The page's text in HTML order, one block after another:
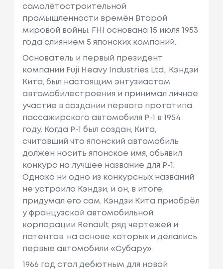
самолётостроительной
промышленности времён Второй
мировой войны. FHI основана 15 июля 1953
года слиянием 5 японских компаний.
Основатель и первый президент
компании Fuji Heavy Industries Ltd., Кэндзи
Кита, был настоящим энтузиастом
автомобилестроения и принимал личное
участие в создании первого прототипа
пассажирского автомобиля Р-1 в 1954
году. Когда P-1 был создан, Кита,
считавший что японский автомобиль
должен носить японское имя, обьявил
конкурс на лучшее название для P-1.
Однако ни одно из конкурсных названий
не устроило Кэндзи, и он, в итоге,
придумал его сам. Кэндзи Кита приобрёл
у французской автомобильной
корпорации Renault ряд чертежей и
патентов, на основе которых и делались
первые автомобили «Субару».
1966 год стал дебютным для новой